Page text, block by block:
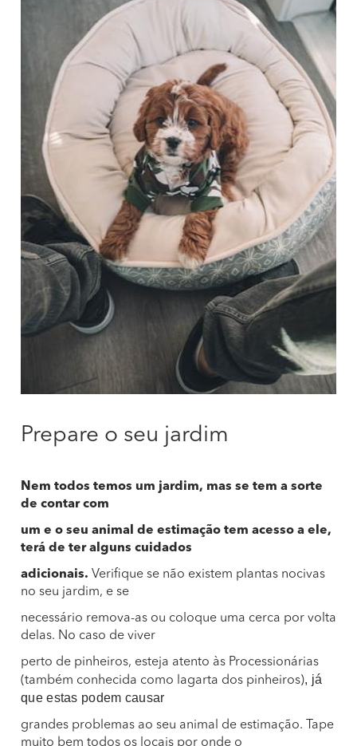
Prepare o seu jardim
Nem todos temos um jardim, mas se tem a sorte
de contar com
um e o seu animal de estimação tem acesso a ele,
terá de ter alguns cuidados
adicionais. Verifique se não existem plantas nocivas
no seu jardim, e se
necessário remova-as ou coloque uma cerca por volta
delas. No caso de viver
perto de pinheiros, esteja atento às Processionárias
(também conhecida como lagarta dos pinheiros), já
que estas podem causar
grandes problemas ao seu animal de estimação. Tape
muito bem todos os locais por onde o